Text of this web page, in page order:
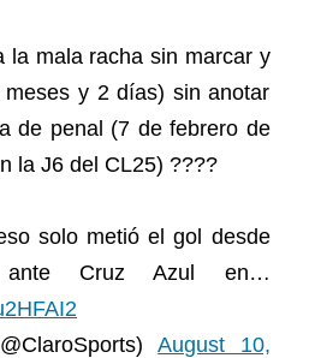
la mala racha sin marcar y
y 2 días) sin anotar
de penal (7 de febrero de
la J6 del CL25) ????
solo metió el gol desde
Cruz Azul en…
August 10,